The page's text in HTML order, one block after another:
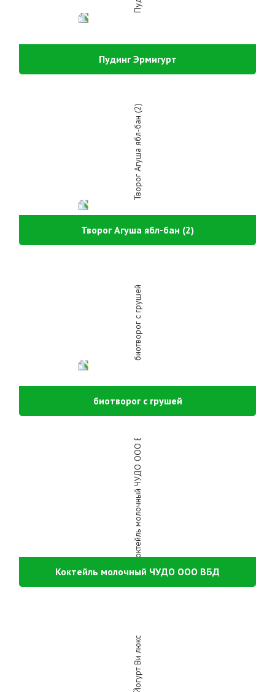
Пудинг Эрмигурт
Творог Агуша ябл-бан (2)
биотворог с грушей
Коктейль молочный ЧУДО ООО ВБД